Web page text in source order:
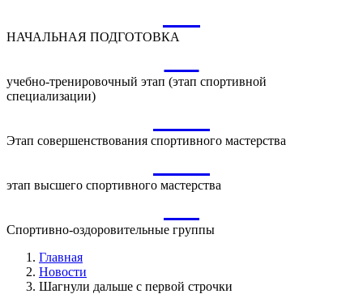
НАЧАЛЬНАЯ ПОДГОТОВКА
учебно-тренировочный этап (этап спортивной
специализации)
Этап совершенствования спортивного мастерства
этап высшего спортивного мастерства
Спортивно-оздоровительные группы
Главная
Новости
Шагнули дальше с первой строчки